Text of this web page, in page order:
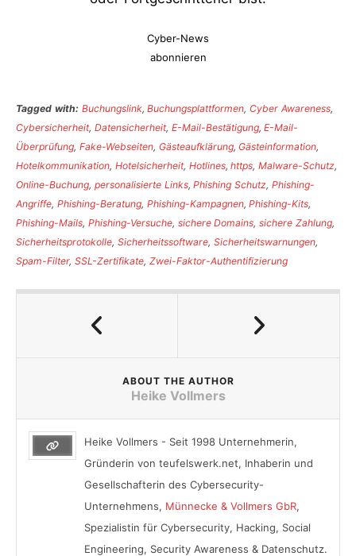
Cyber-News
abonnieren
Tagged with: Buchungslink,Buchungsplattformen, Cyber Awareness,
Cybersicherheit, Datensicherheit, E-Mail-Bestätigung,E-Mail-
Überprüfung, Fake-Webseiten, Gästeaufklärung, Gästeinformation,
Hotelkommunikation, Hotelsicherheit, Hotlines,https,Malware-Schutz,
Online-Buchung, personalisierte Links,Phishing Schutz,Phishing-
Angriffe, Phishing-Beratung, Phishing-Kampagnen,Phishing-Kits,
Phishing-Mails, Phishing-Versuche, sichere Domains,sichere Zahlung,
Sicherheitsprotokolle, Sicherheitssoftware, Sicherheitswarnungen,
Spam-Filter, SSL-Zertifikate, Zwei-Faktor-Authentifizierung
ABOUT THE AUTHOR
Heike Vollmers
Heike Vollmers - Seit 1998 Unternehmerin,
Gründerin von teufelswerk.net, Inhaberin und
Gesellschafterin des Cybersecurity-
Unternehmens, Münnecke & Vollmers GbR,
Spezialistin für Cybersecurity, Hacking, Social
Engineering, Security Awareness & Datenschutz.